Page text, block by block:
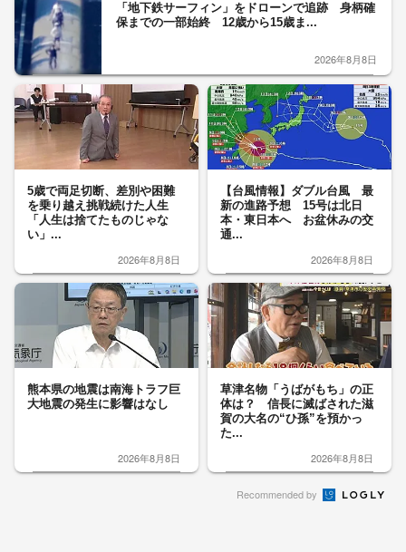
「地下鉄サーフィン」をドローンで追跡 身柄確
保までの一部始終 12歳から15歳ま...
2026年8月8日
5歳で両足切断、差別や困難
を乗り越え挑戦続けた人生
「人生は捨てたものじゃな
い」...
2026年8月8日
【台風情報】ダブル台風 最
新の進路予想 15号は北日
本・東日本へ お盆休みの交
通...
2026年8月8日
熊本県の地震は南海トラフ巨
大地震の発生に影響はなし
2026年8月8日
草津名物「うばがもち」の正
体は？ 信長に滅ばされた滋
賀の大名の“ひ孫”を預かっ
た...
2026年8月8日
Recommended by